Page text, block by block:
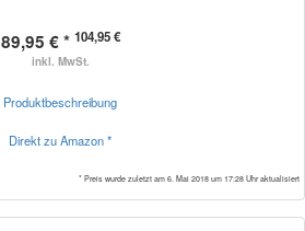
89,95 € * 104,95 €
inkl. MwSt.
Produktbeschreibung
Direkt zu Amazon *
* Preis wurde zuletzt am 6. Mai 2018 um 17:28 Uhr aktualisiert